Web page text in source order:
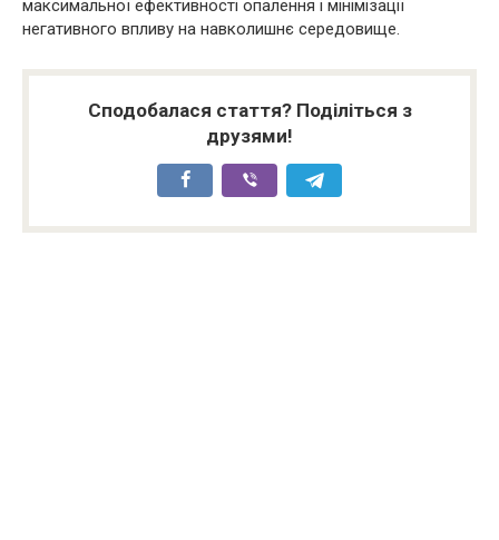
максимальної ефективності опалення і мінімізації
негативного впливу на навколишнє середовище.
Сподобалася стаття? Поділіться з
друзями!